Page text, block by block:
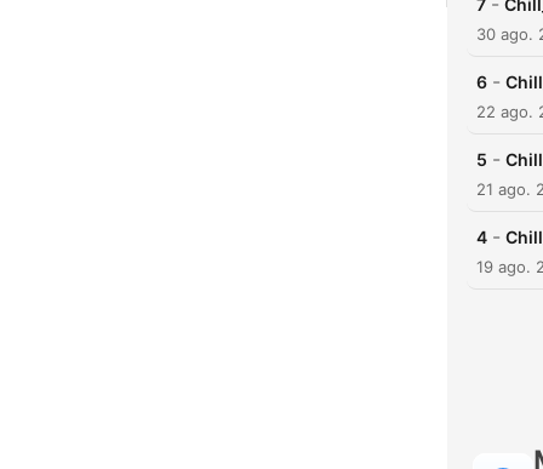
7
30 ago.
6 -
22 ago.
5 -
21 ago.
4 -
19 ago.